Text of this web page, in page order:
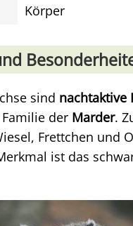
Körper
sind nachtaktive
der Marder.
Frettchen und
ist das